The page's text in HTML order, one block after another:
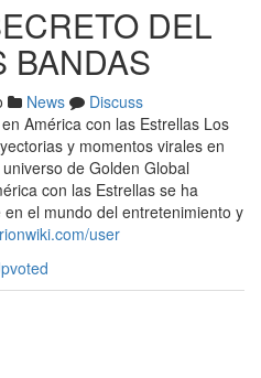
DEL
BANDAS
News
Discuss
América con las Estrellas Los
y momentos virales en
de Golden Global
con las Estrellas se ha
el mundo del entretenimiento y
user